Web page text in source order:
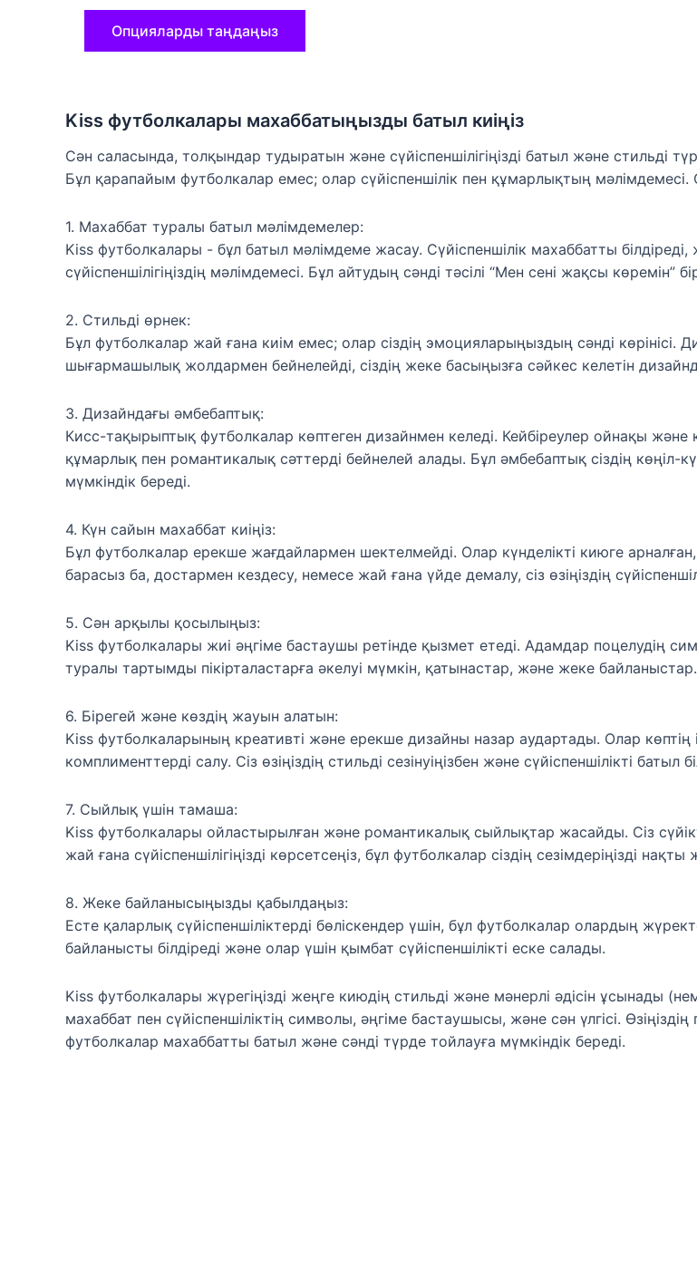
Опцияларды таңдаңыз
Kiss футболкалары махаббатыңызды батыл киіңіз
Сән саласында, толқындар тудыратын және сүйіспеншілігіңізді батыл және стильді
Бұл қарапайым футболкалар емес; олар сүйіспеншілік пен құмарлықтың мәлімдемесі.
1. Махаббат туралы батыл мәлімдемелер:
Kiss футболкалары - бұл батыл мәлімдеме жасау. Сүйіспеншілік махаббатты
сүйіспеншілігіңіздің мәлімдемесі. Бұл айтудың сәнді тәсілі “Мен сені жақсы көремін”
2. Стильді өрнек:
Бұл футболкалар жай ғана киім емес; олар сіздің эмоцияларыңыздың сәнді көрінісі.
шығармашылық жолдармен бейнелейді, сіздің жеке басыңызға сәйкес келетін
3. Дизайндағы әмбебаптық:
Кисс-тақырыптық футболкалар көптеген дизайнмен келеді. Кейбіреулер ойнақы және
құмарлық пен романтикалық сәттерді бейнелей алады. Бұл әмбебаптық сіздің көңіл-
мүмкіндік береді.
4. Күн сайын махаббат киіңіз:
Бұл футболкалар ерекше жағдайлармен шектелмейді. Олар күнделікті киюге арналған,
барасыз ба, достармен кездесу, немесе жай ғана үйде демалу, сіз өзіңіздің
5. Сән арқылы қосылыңыз:
Kiss футболкалары жиі әңгіме бастаушы ретінде қызмет етеді. Адамдар поцелудің
туралы тартымды пікірталастарға әкелуі мүмкін, қатынастар, және жеке
6. Бірегей және көздің жауын алатын:
Kiss футболкаларының креативті және ерекше дизайны назар аудартады. Олар көптің
комплименттерді салу. Сіз өзіңіздің стильді сезінуіңізбен және сүйіспеншілікті батыл
7. Сыйлық үшін тамаша:
Kiss футболкалары ойластырылған және романтикалық сыйлықтар жасайды. Сіз
жай ғана сүйіспеншілігіңізді көрсетсеңіз, бұл футболкалар сіздің сезімдеріңізді
8. Жеке байланысыңызды қабылдаңыз:
Есте қаларлық сүйіспеншіліктерді бөліскендер үшін, бұл футболкалар олардың
байланысты білдіреді және олар үшін қымбат сүйіспеншілікті еске салады.
Kiss футболкалары жүрегіңізді жеңге киюдің стильді және мәнерлі әдісін ұсынады
махаббат пен сүйіспеншіліктің символы, әңгіме бастаушысы, және сән үлгісі.
футболкалар махаббатты батыл және сәнді түрде тойлауға мүмкіндік береді.